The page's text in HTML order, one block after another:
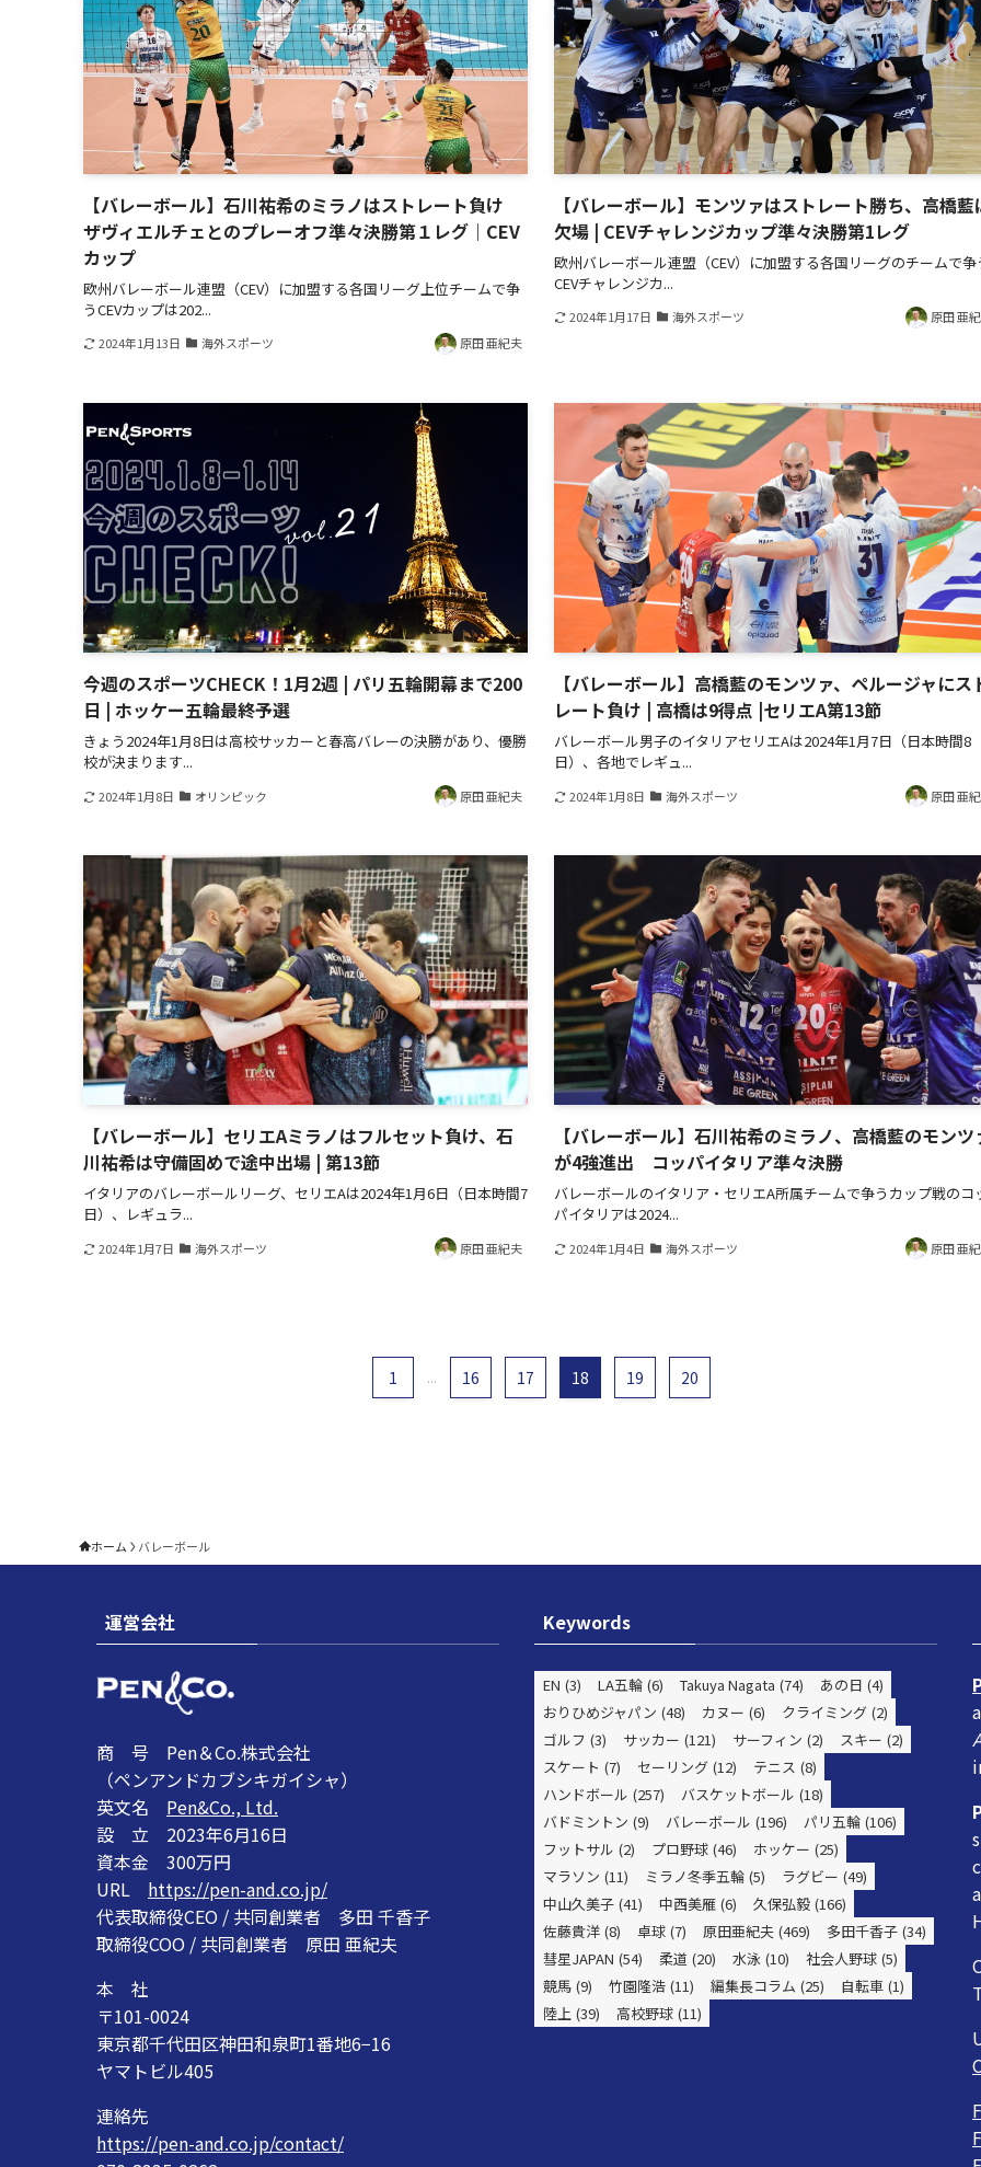
【バレーボール】石川祐希のミラノはストレート負け
ザヴィエルチェとのプレーオフ準々決勝第１レグ｜CEV
カップ
欧州バレーボール連盟（CEV）に加盟する各国リーグ上位チームで争
うCEVカップは202...
2024年1月13日 海外スポーツ 原田 亜紀夫
【バレーボール】モンツァはストレート勝ち、高橋藍
欠場 | CEVチャレンジカップ準々決勝第1レグ
欧州バレーボール連盟（CEV）に加盟する各国リーグのチームで争
CEVチャレンジカ...
2024年1月17日 海外スポーツ 原田 亜
今週のスポーツCHECK！1月2週 | パリ五輪開幕まで200
日 | ホッケー五輪最終予選
きょう2024年1月8日は高校サッカーと春高バレーの決勝があり、優勝
校が決まります...
2024年1月8日 オリンピック 原田 亜紀夫
【バレーボール】高橋藍のモンツァ、ペルージャにス
レート負け | 高橋は9得点 |セリエA第13節
バレーボール男子のイタリアセリエAは2024年1月7日（日本時間8
日）、各地でレギュ...
2024年1月8日 海外スポーツ 原田 亜
【バレーボール】セリエAミラノはフルセット負け、石
川祐希は守備固めで途中出場 | 第13節
イタリアのバレーボールリーグ、セリエAは2024年1月6日（日本時間7
日）、レギュラ...
2024年1月7日 海外スポーツ 原田 亜紀夫
【バレーボール】石川祐希のミラノ、高橋藍のモンツ
が4強進出 コッパイタリア準々決勝
バレーボールのイタリア・セリエA所属チームで争うカップ戦のコ
パイタリアは2024...
2024年1月4日 海外スポーツ 原田 亜
1 ... 16 17 18 19 20
ホーム バレーボール
運営会社
商 号 Pen＆Co.株式会社
（ペンアンドカブシキガイシャ）
英文名 Pen&Co., Ltd.
設 立 2023年6月16日
資本金 300万円
URL https://pen-and.co.jp/
代表取締役CEO / 共同創業者 多田 千香子
取締役COO / 共同創業者 原田 亜紀夫
本 社
〒101-0024
東京都千代田区神田和泉町1番地6−16
ヤマトビル405
連絡先
https://pen-and.co.jp/contact/
Keywords
EN (3) LA五輪 (6) Takuya Nagata (74) あの日 (4)
おりひめジャパン (48) カヌー (6) クライミング (2)
ゴルフ (3) サッカー (121) サーフィン (2) スキー (2)
スケート (7) セーリング (12) テニス (8)
ハンドボール (257) バスケットボール (18)
バドミントン (9) バレーボール (196) パリ五輪 (106)
フットサル (2) プロ野球 (46) ホッケー (25)
マラソン (11) ミラノ冬季五輪 (5) ラグビー (49)
中山久美子 (41) 中西美雁 (6) 久保弘毅 (166)
佐藤貴洋 (8) 卓球 (7) 原田亜紀夫 (469) 多田千香子 (34)
彗星JAPAN (54) 柔道 (20) 水泳 (10) 社会人野球 (5)
競馬 (9) 竹園隆浩 (11) 編集長コラム (25) 自転車 (1)
陸上 (39) 高校野球 (11)